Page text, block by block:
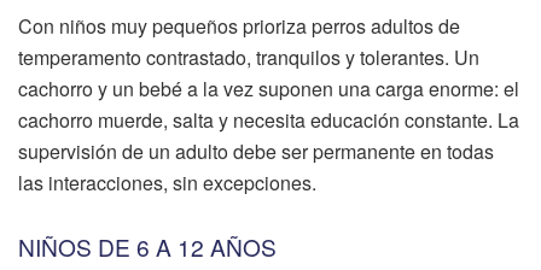
Con niños muy pequeños prioriza perros adultos de
temperamento contrastado, tranquilos y tolerantes. Un
cachorro y un bebé a la vez suponen una carga enorme: el
cachorro muerde, salta y necesita educación constante. La
supervisión de un adulto debe ser permanente en todas
las interacciones, sin excepciones.
NIÑOS DE 6 A 12 AÑOS